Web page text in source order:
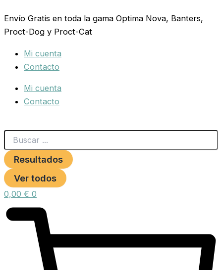
al
contenido
Envío Gratis en toda la gama Optima Nova, Banters,
Proct-Dog y Proct-Cat
Mi cuenta
Contacto
Mi cuenta
Contacto
...
Resultados
Ver todos
0,00 € 0
NYLON
BASICO
NEGRO
30X1CM
cantidad